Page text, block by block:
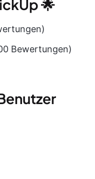
🌟
Bewertungen)